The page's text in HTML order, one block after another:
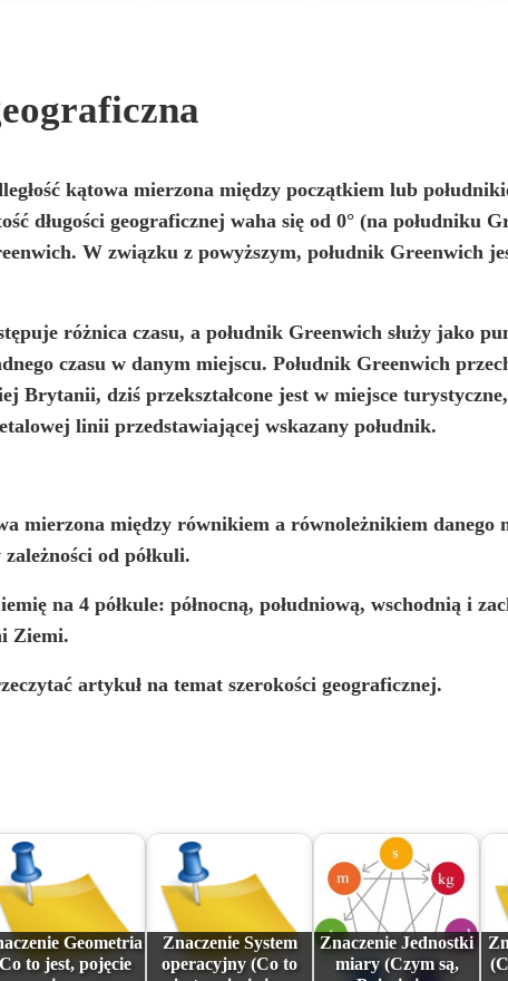
kątowa mierzona między początkiem lub
długości geograficznej waha się od 0° (na południku
W związku z powyższym, południk Greenwich
różnica czasu, a południk Greenwich służy jako
czasu w danym miejscu. Południk Greenwich
Brytanii, dziś przekształcone jest w miejsce
linii przedstawiającej wskazany południk.
mierzona między równikiem a równoleżnikiem danego
od półkuli.
na 4 półkule: północną, południową, wschodnią i
Ziemi.
artykuł na temat szerokości geograficznej.
Geometria
to jest, pojęcie
Znaczenie System
operacyjny (Co to
Znaczenie Jednostki
miary (Czym są,